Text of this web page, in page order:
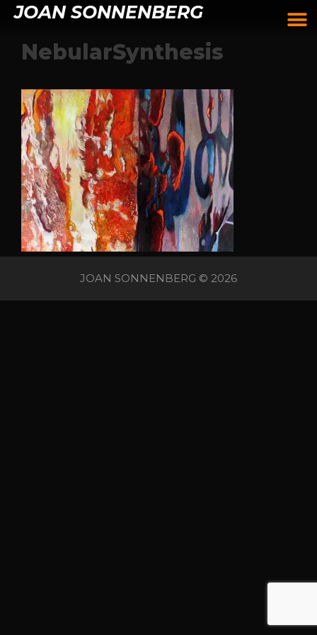
JOAN SONNENBERG
NebularSynthesis
JOAN SONNENBERG © 2026